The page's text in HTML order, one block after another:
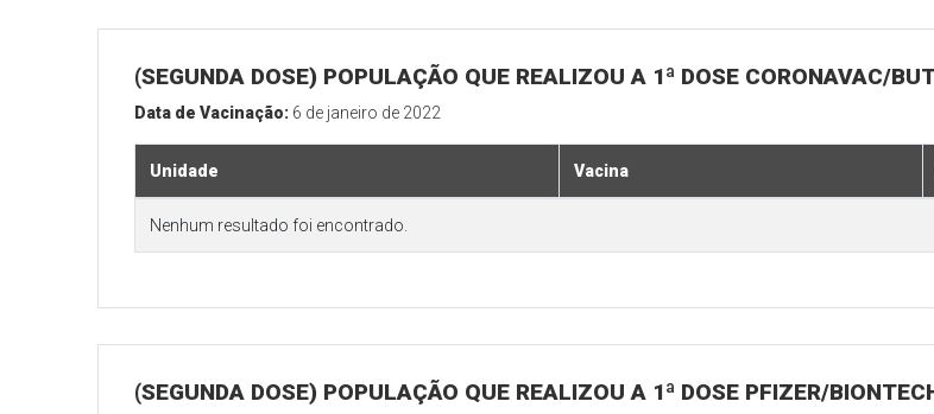
(SEGUNDA DOSE) POPULAÇÃO QUE REALIZOU A 1ª DOSE CORONAVAC/
Data de Vacinação: 6 de janeiro de 2022
Unidade Vacina
Nenhum resultado foi encontrado.
(SEGUNDA DOSE) POPULAÇÃO QUE REALIZOU A 1ª DOSE PFIZER/